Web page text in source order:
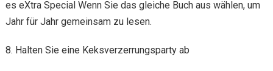
es eXtra Special Wenn Sie das gleiche Buch aus wählen, um
Jahr für Jahr gemeinsam zu lesen.
8. Halten Sie eine Keksverzerrungsparty ab